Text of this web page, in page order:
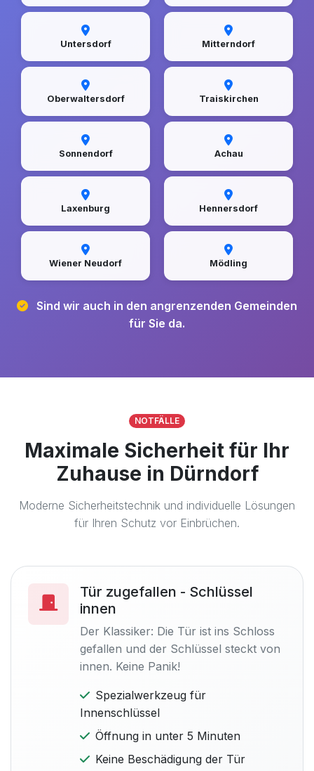
Untersdorf Mitterndorf
Oberwaltersdorf Traiskirchen
Sonnendorf Achau
Laxenburg Hennersdorf
Wiener Neudorf Mödling
Sind wir auch in den angrenzenden Gemeinden
für Sie da.
NOTFÄLLE
Maximale Sicherheit für Ihr
Zuhause in Dürndorf
Moderne Sicherheitstechnik und individuelle Lösungen
für Ihren Schutz vor Einbrüchen.
Tür zugefallen - Schlüssel
innen
Der Klassiker: Die Tür ist ins Schloss
gefallen und der Schlüssel steckt von
innen. Keine Panik!
Spezialwerkzeug für
Innenschlüssel
Öffnung in unter 5 Minuten
Keine Beschädigung der Tür